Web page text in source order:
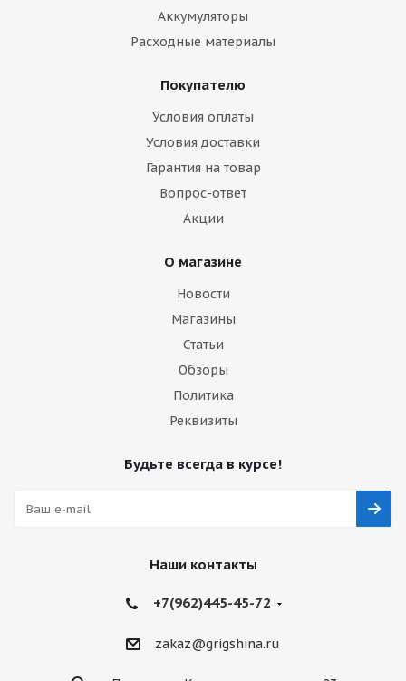
Аккумуляторы
Расходные материалы
Покупателю
Условия оплаты
Условия доставки
Гарантия на товар
Вопрос-ответ
Акции
О магазине
Новости
Магазины
Статьи
Обзоры
Политика
Реквизиты
Будьте всегда в курсе!
Наши контакты
+7(962)445-45-72
zakaz@grigshina.ru